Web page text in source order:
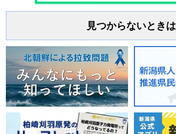
見つからないときは